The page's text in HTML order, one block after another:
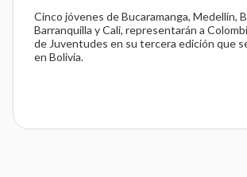
Cinco jóvenes de Bucaramanga, Medellín,
Barranquilla y Cali, representarán a
de Juventudes en su tercera edición que
en Bolivia.